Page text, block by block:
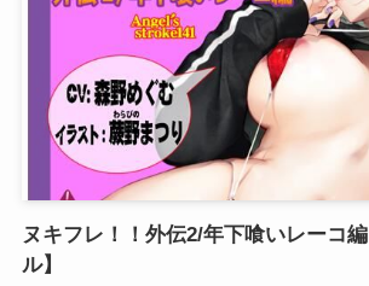
ヌキフレ！！外伝2/年下喰いレーコ
ル】